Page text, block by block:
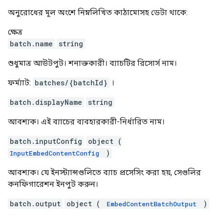
অনুরোধের মূল অংশে নিম্নলিখিত কাঠামোসহ ডেটা থাকে:
ক্ষেত্র
batch.name
string
শুধুমাত্র আউটপুট। শনাক্তকারী। ব্যাচটির রিসোর্স নাম।
ফর্ম্যাট: batches/{batchId} ।
batch.displayName string
আবশ্যক। এই ব্যাচের ব্যবহারকারী-নির্ধারিত নাম।
batch.inputConfig object (
InputEmbedContentConfig )
আবশ্যক। যে ইনস্ট্যান্সগুলিতে ব্যাচ প্রসেসিং করা হয়, সেগুলির
কনফিগারেশন ইনপুট করুন।
batch.output object ( EmbedContentBatchOutput )